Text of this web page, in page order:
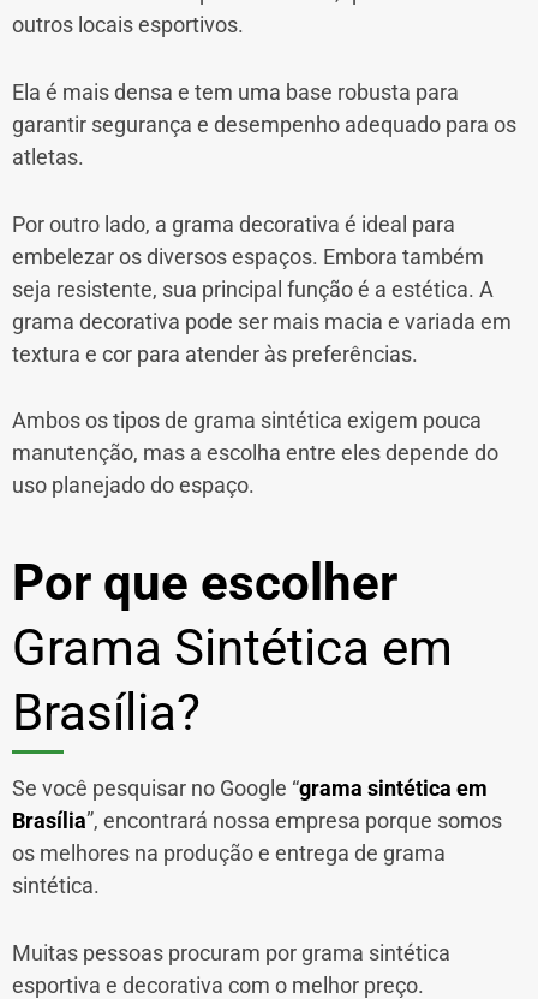
outros locais esportivos.
Ela é mais densa e tem uma base robusta para
garantir segurança e desempenho adequado para os
atletas.
Por outro lado, a grama decorativa é ideal para
embelezar os diversos espaços. Embora também
seja resistente, sua principal função é a estética. A
grama decorativa pode ser mais macia e variada em
textura e cor para atender às preferências.
Ambos os tipos de grama sintética exigem pouca
manutenção, mas a escolha entre eles depende do
uso planejado do espaço.
Por que escolher
Grama Sintética em
Brasília?
Se você pesquisar no Google “grama sintética em
Brasília”, encontrará nossa empresa porque somos
os melhores na produção e entrega de grama
sintética.
Muitas pessoas procuram por grama sintética
esportiva e decorativa com o melhor preço.